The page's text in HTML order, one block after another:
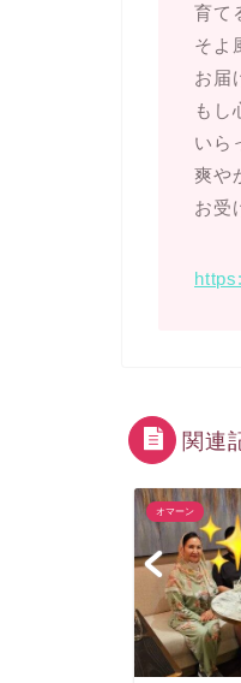
育て
そよ
お届
もし
いら
爽や
お受
関連
オマーン